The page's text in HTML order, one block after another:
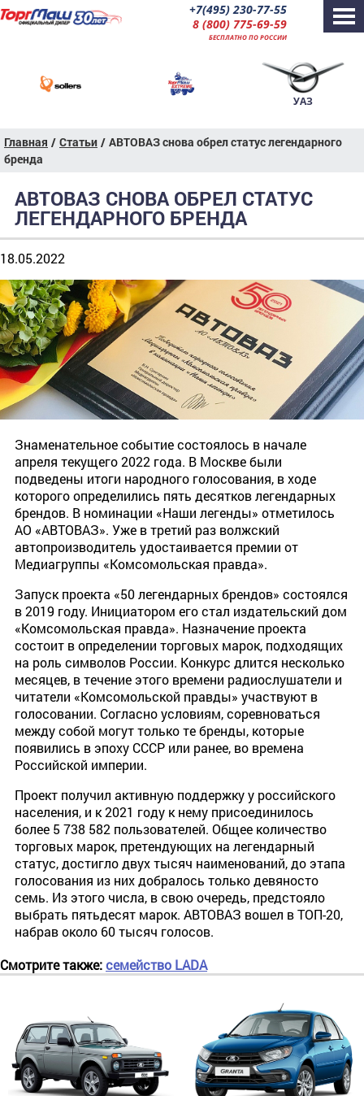
+7(495) 230-77-55
8 (800) 775-69-59
БЕСПЛАТНО ПО РОССИИ
УАЗ
Главная / Статьи / АВТОВАЗ снова обрел статус легендарного
бренда
АВТОВАЗ СНОВА ОБРЕЛ СТАТУС
ЛЕГЕНДАРНОГО БРЕНДА
18.05.2022
Знаменательное событие состоялось в начале
апреля текущего 2022 года. В Москве были
подведены итоги народного голосования, в ходе
которого определились пять десятков легендарных
брендов. В номинации «Наши легенды» отметилось
АО «АВТОВАЗ». Уже в третий раз волжский
автопроизводитель удостаивается премии от
Медиагруппы «Комсомольская правда».
Запуск проекта «50 легендарных брендов» состоялся
в 2019 году. Инициатором его стал издательский дом
«Комсомольская правда». Назначение проекта
состоит в определении торговых марок, подходящих
на роль символов России. Конкурс длится несколько
месяцев, в течение этого времени радиослушатели и
читатели «Комсомольской правды» участвуют в
голосовании. Согласно условиям, соревноваться
между собой могут только те бренды, которые
появились в эпоху СССР или ранее, во времена
Российской империи.
Проект получил активную поддержку у российского
населения, и к 2021 году к нему присоединилось
более 5 738 582 пользователей. Общее количество
торговых марок, претендующих на легендарный
статус, достигло двух тысяч наименований, до этапа
голосования из них добралось только девяносто
семь. Из этого числа, в свою очередь, предстояло
выбрать пятьдесят марок. АВТОВАЗ вошел в ТОП-20,
набрав около 60 тысяч голосов.
Смотрите также:семейство LADA